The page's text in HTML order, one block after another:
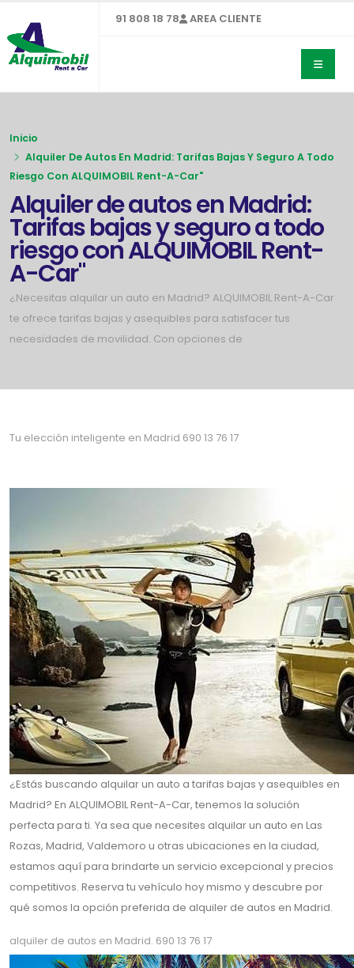
91 808 18 78 AREA CLIENTE
Inicio
Alquiler De Autos En Madrid: Tarifas Bajas Y Seguro A Todo
Riesgo Con ALQUIMOBIL Rent-A-Car"
Alquiler de autos en Madrid:
Tarifas bajas y seguro a todo
riesgo con ALQUIMOBIL Rent-
A-Car"
¿Necesitas alquilar un auto en Madrid? ALQUIMOBIL Rent-A-Car
te ofrece tarifas bajas y asequibles para satisfacer tus
necesidades de movilidad. Con opciones de
Tu elección inteligente en Madrid 690 13 76 17
¿Estás buscando alquilar un auto a tarifas bajas y asequibles en
Madrid? En ALQUIMOBIL Rent-A-Car, tenemos la solución
perfecta para ti. Ya sea que necesites alquilar un auto en Las
Rozas, Madrid, Valdemoro u otras ubicaciones en la ciudad,
estamos aquí para brindarte un servicio excepcional y precios
competitivos. Reserva tu vehículo hoy mismo y descubre por
qué somos la opción preferida de alquiler de autos en Madrid.
alquiler de autos en Madrid. 690 13 76 17